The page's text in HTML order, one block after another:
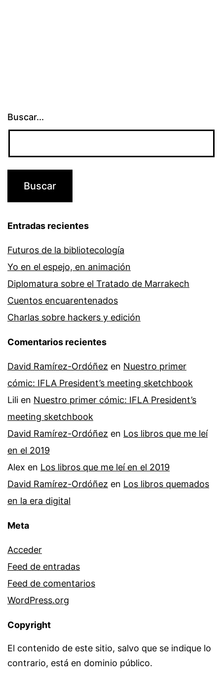
Buscar...
Entradas recientes
Futuros de la bibliotecología
Yo en el espejo, en animación
Diplomatura sobre el Tratado de Marrakech
Cuentos encuarentenados
Charlas sobre hackers y edición
Comentarios recientes
David Ramírez-Ordóñez en Nuestro primer
cómic: IFLA President’s meeting sketchbook
Lili en Nuestro primer cómic: IFLA President’s
meeting sketchbook
David Ramírez-Ordóñez en Los libros que me leí
en el 2019
Alex en Los libros que me leí en el 2019
David Ramírez-Ordóñez en Los libros quemados
en la era digital
Meta
Acceder
Feed de entradas
Feed de comentarios
WordPress.org
Copyright
El contenido de este sitio, salvo que se indique lo
contrario, está en dominio público.